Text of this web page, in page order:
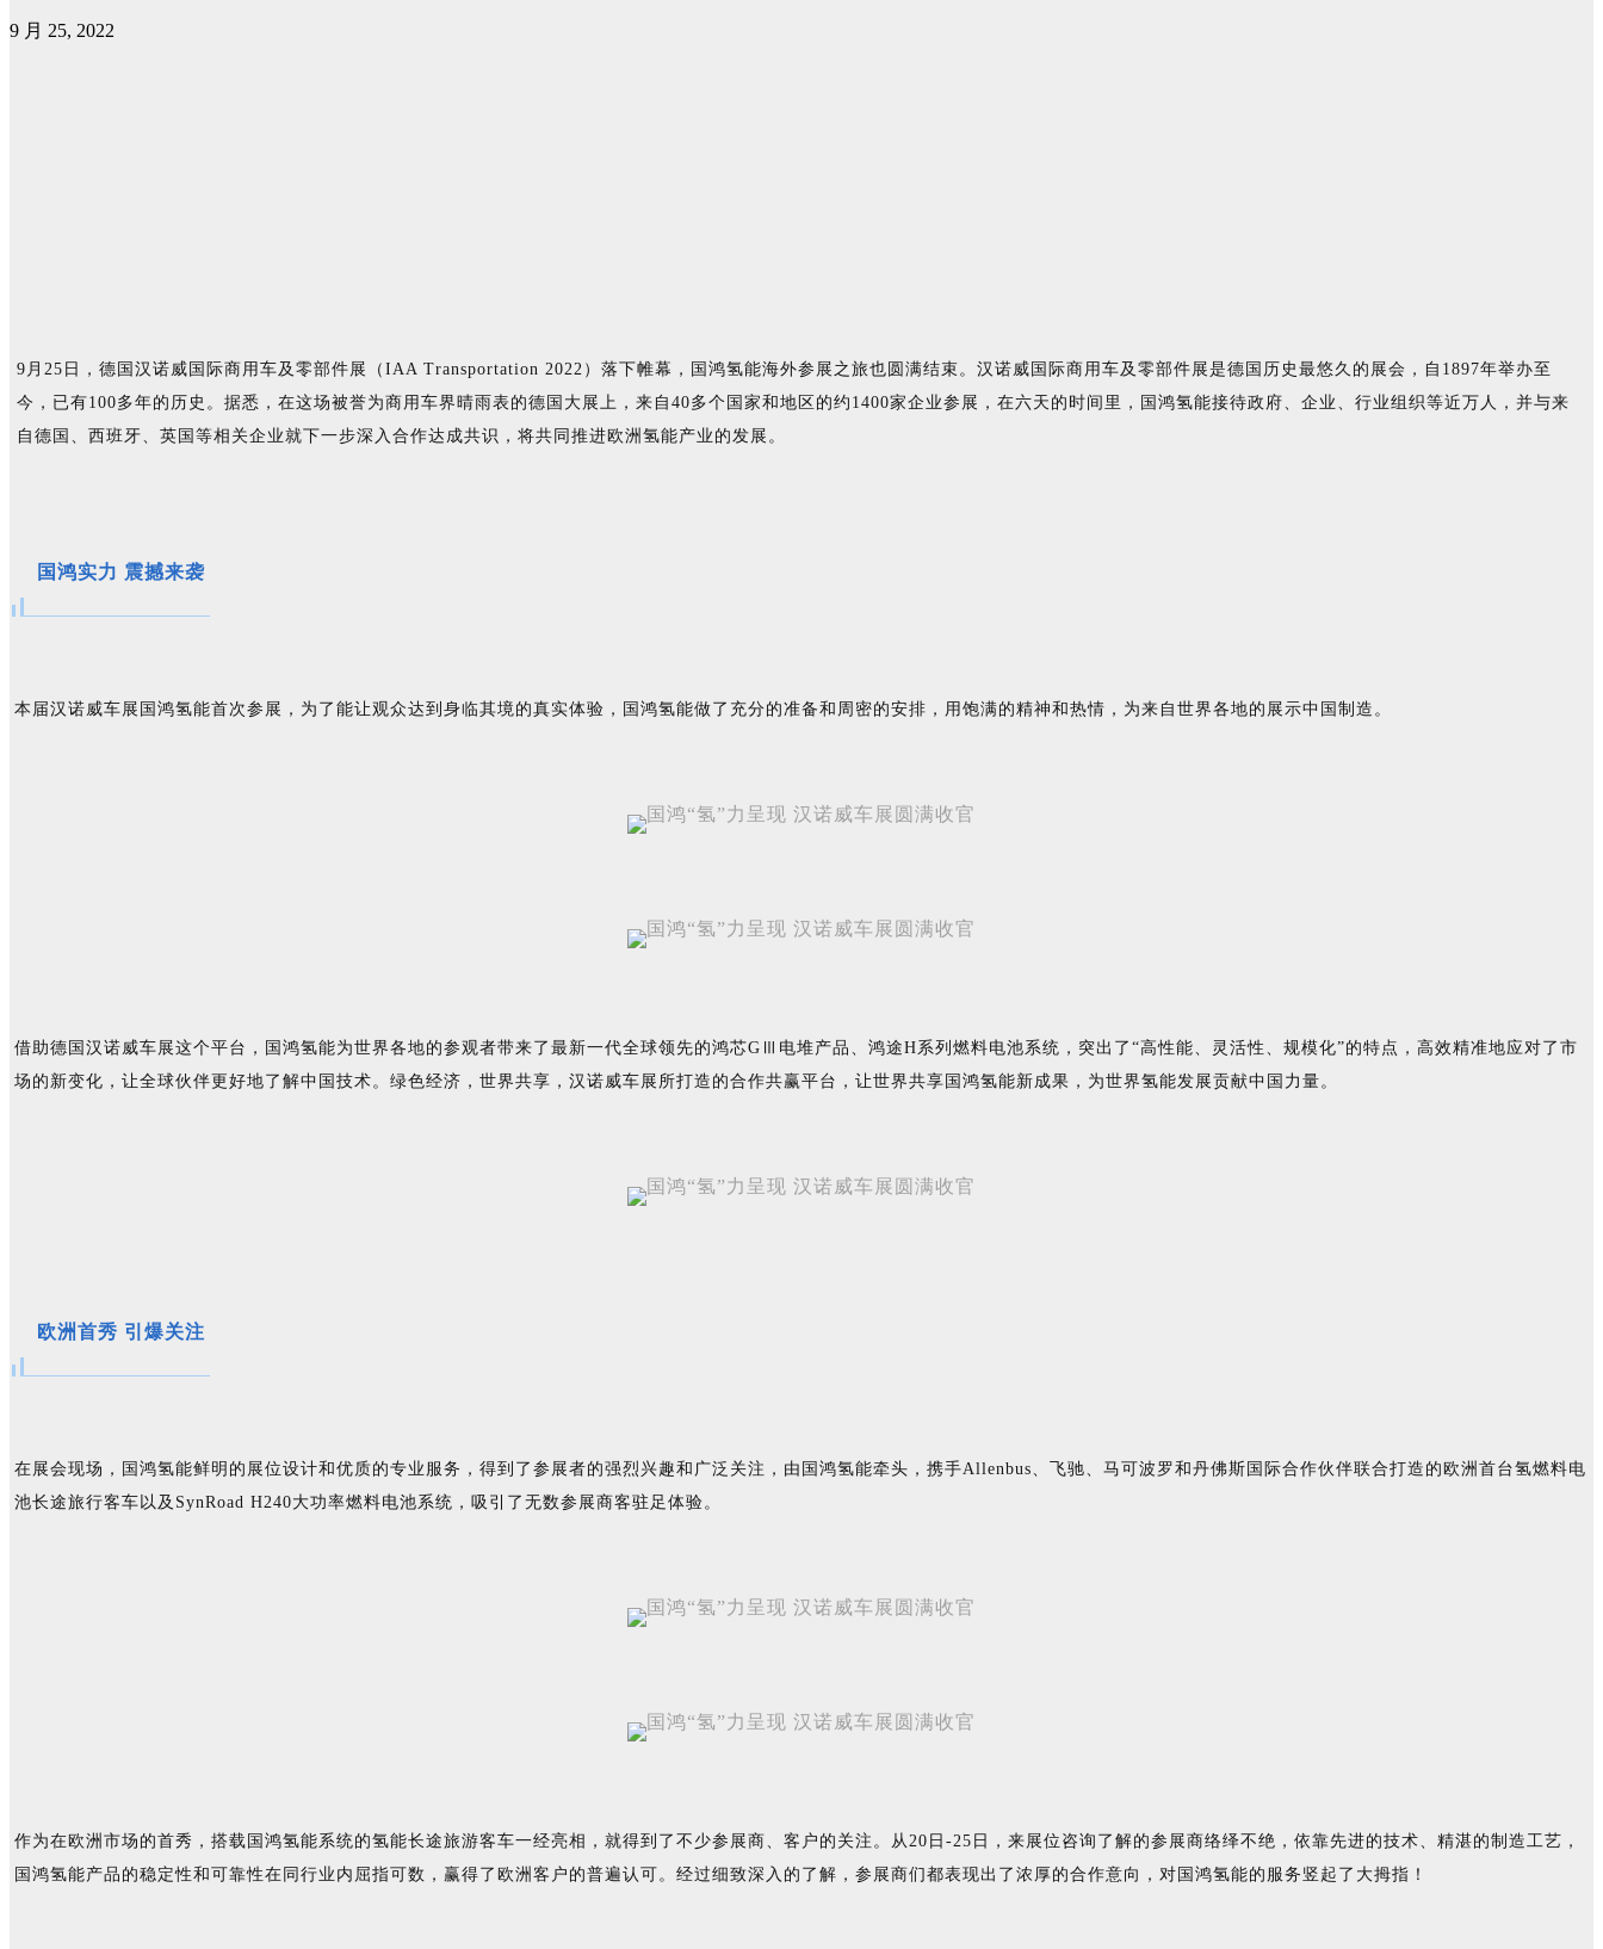
9 月 25, 2022
9月25日，德国汉诺威国际商用车及零部件展（IAA Transportation 2022）落下帷幕，国鸿氢能海外参展之旅也圆满结束。汉诺威国际商用车及零部件展是德国历史最悠久的展会，自1897年举办至
今，已有100多年的历史。据悉，在这场被誉为商用车界晴雨表的德国大展上，来自40多个国家和地区的约1400家企业参展，在六天的时间里，国鸿氢能接待政府、企业、行业组织等近万人，并与来
自德国、西班牙、英国等相关企业就下一步深入合作达成共识，将共同推进欧洲氢能产业的发展。
国鸿实力 震撼来袭
本届汉诺威车展国鸿氢能首次参展，为了能让观众达到身临其境的真实体验，国鸿氢能做了充分的准备和周密的安排，用饱满的精神和热情，为来自世界各地的展示中国制造。
借助德国汉诺威车展这个平台，国鸿氢能为世界各地的参观者带来了最新一代全球领先的鸿芯GⅢ电堆产品、鸿途H系列燃料电池系统，突出了“高性能、灵活性、规模化”的特点，高效精准地应对了市
场的新变化，让全球伙伴更好地了解中国技术。绿色经济，世界共享，汉诺威车展所打造的合作共赢平台，让世界共享国鸿氢能新成果，为世界氢能发展贡献中国力量。
欧洲首秀 引爆关注
在展会现场，国鸿氢能鲜明的展位设计和优质的专业服务，得到了参展者的强烈兴趣和广泛关注，由国鸿氢能牵头，携手Allenbus、飞驰、马可波罗和丹佛斯国际合作伙伴联合打造的欧洲首台氢燃料电
池长途旅行客车 以及SynRoad H240大功率燃料电池系统，吸引了无数参展商客驻足体验。
作为在欧洲市场的首秀，搭载国鸿氢能系统的氢能长途旅游客车一经亮相，就得到了不少参展商、客户的关注。从20日-25日，来展位咨询了解的参展商络绎不绝，依靠先进的技术、精湛的制造工艺，
国鸿氢能产品的稳定性和可靠性在同行业内屈指可数，赢得了欧洲客户的普遍认可。经过细致深入的了解，参展商们都表现出了浓厚的合作意向，对国鸿氢能的服务竖起了大拇指！